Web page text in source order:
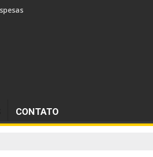
CONTATO